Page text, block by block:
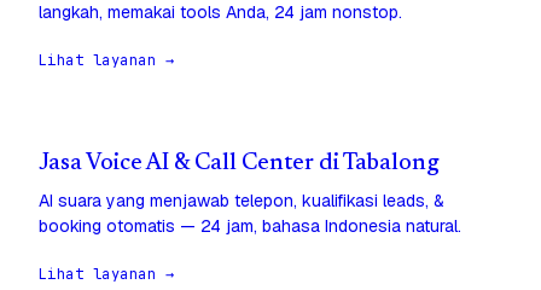
langkah, memakai tools Anda, 24 jam nonstop.
Lihat layanan →
Jasa Voice AI & Call Center di Tabalong
AI suara yang menjawab telepon, kualifikasi leads, &
booking otomatis — 24 jam, bahasa Indonesia natural.
Lihat layanan →